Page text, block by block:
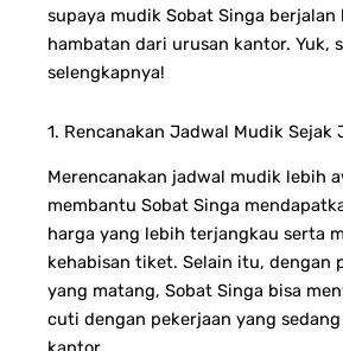
supaya mudik Sobat Singa berjalan
hambatan dari urusan kantor. Yuk,
selengkapnya!
1. Rencanakan Jadwal Mudik Sejak
Merencanakan jadwal mudik lebih
membantu Sobat Singa
harga yang lebih terjangkau serta
kehabisan tiket. Selain itu, dengan
yang matang, Sobat Singa bisa
cuti dengan pekerjaan yang